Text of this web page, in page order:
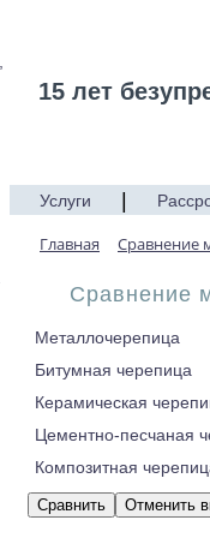
15 лет
Услуги
Главная Сравнение
Сравнение
Металлочерепица
Битумная черепица
Керамическая
Цементно-песчаная
Композитная